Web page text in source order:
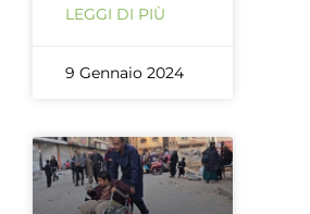
LEGGI DI PIÙ
9 Gennaio 2024